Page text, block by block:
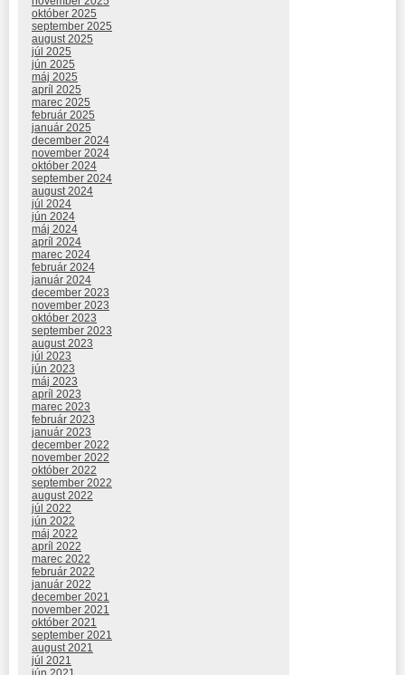
október 2025
september 2025
august 2025
júl 2025
jún 2025
máj 2025
apríl 2025
marec 2025
február 2025
január 2025
december 2024
november 2024
október 2024
september 2024
august 2024
júl 2024
jún 2024
máj 2024
apríl 2024
marec 2024
február 2024
január 2024
december 2023
november 2023
október 2023
september 2023
august 2023
júl 2023
jún 2023
máj 2023
apríl 2023
marec 2023
február 2023
január 2023
december 2022
november 2022
október 2022
september 2022
august 2022
júl 2022
jún 2022
máj 2022
apríl 2022
marec 2022
február 2022
január 2022
december 2021
november 2021
október 2021
september 2021
august 2021
júl 2021